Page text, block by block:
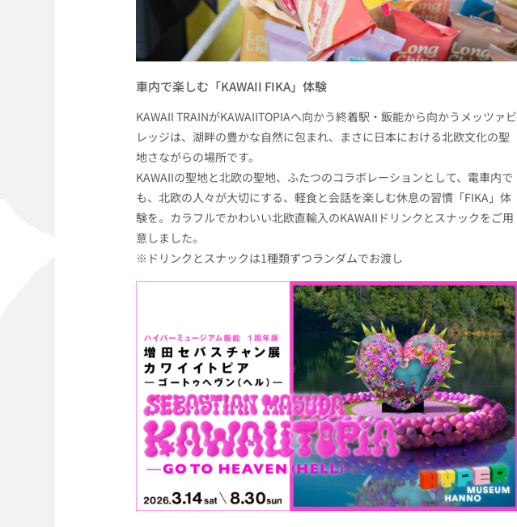
車内で楽しむ「KAWAII FIKA」体験
KAWAII TRAINがKAWAIITOPIAへ向かう終着駅・飯能から向かうメッツァビ
レッジは、湖畔の豊かな自然に包まれ、まさに日本における北欧文化の聖
地さながらの場所です。
KAWAIIの聖地と北欧の聖地、ふたつのコラボレーションとして、電車内で
も、北欧の人々が大切にする、軽食と会話を楽しむ休息の習慣「FIKA」体
験を。カラフルでかわいい北欧直輸入のKAWAIIドリンクとスナックをご用
意しました。
※ドリンクとスナックは1種類ずつランダムでお渡し